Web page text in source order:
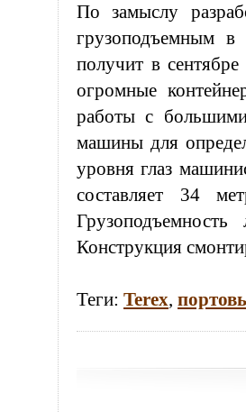
По замыслу
грузоподъемным в
получит в
огромные
работы с
машины для
уровня глаз
составляет 34
Конструкция
Теги: Terex,